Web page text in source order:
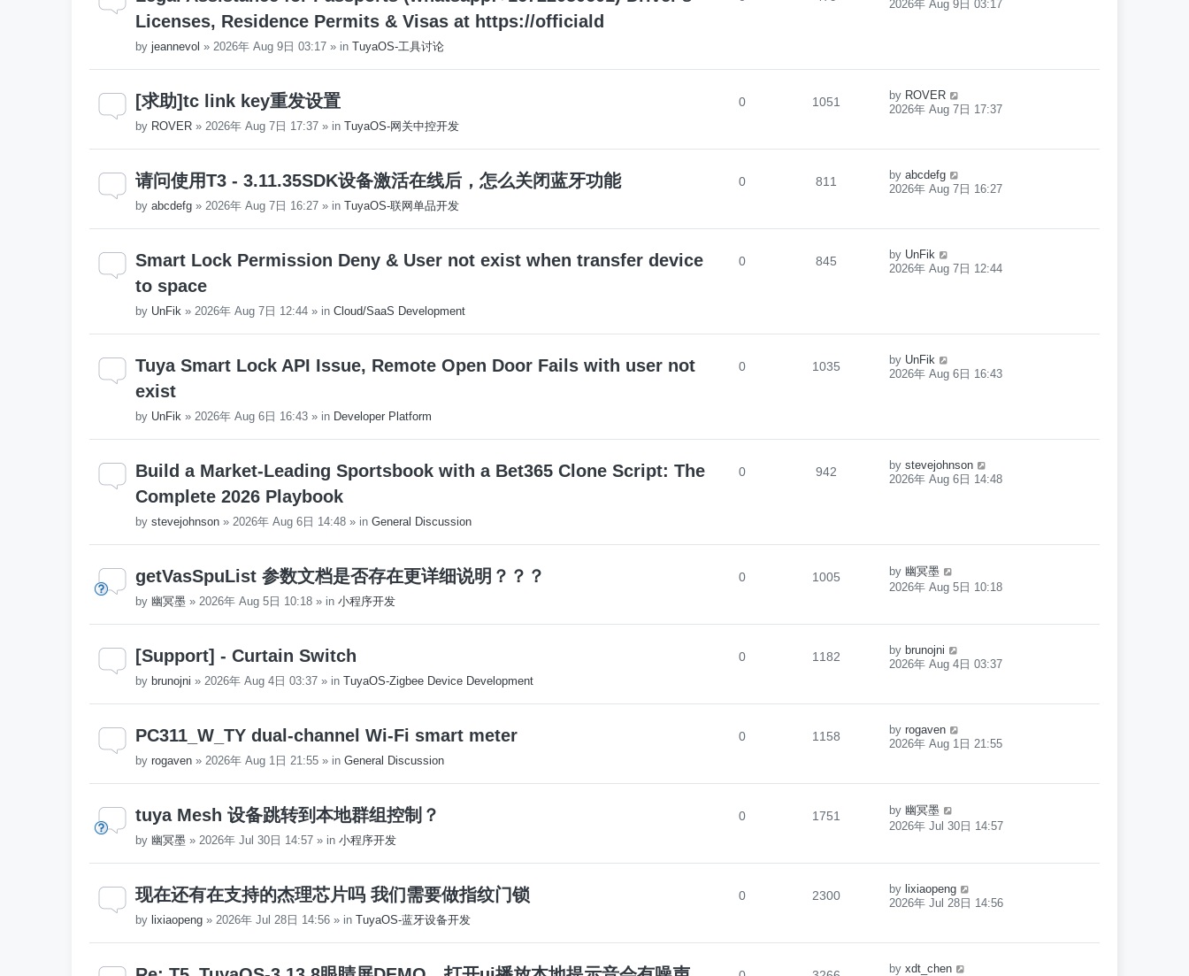
Licenses, Residence Permits & Visas at https://officiald
by jeannevol » 2026年 Aug 9日 03:17 » in TuyaOS-工具讨论
2026年 Aug 9日 03:17
[求助]tc link key重发设置
by ROVER » 2026年 Aug 7日 17:37 » in TuyaOS-网关中控开发
0 1051 by ROVER
2026年 Aug 7日 17:37
请问使用T3 - 3.11.35SDK设备激活在线后，怎么关闭蓝牙功能
by abcdefg » 2026年 Aug 7日 16:27 » in TuyaOS-联网单品开发
0 811 by abcdefg
2026年 Aug 7日 16:27
Smart Lock Permission Deny & User not exist when transfer device
to space
by UnFik » 2026年 Aug 7日 12:44 » in Cloud/SaaS Development
0 845 by UnFik
2026年 Aug 7日 12:44
Tuya Smart Lock API Issue, Remote Open Door Fails with user not
exist
by UnFik » 2026年 Aug 6日 16:43 » in Developer Platform
0 1035 by UnFik
2026年 Aug 6日 16:43
Build a Market-Leading Sportsbook with a Bet365 Clone Script: The
Complete 2026 Playbook
by stevejohnson » 2026年 Aug 6日 14:48 » in General Discussion
0 942 by stevejohnson
2026年 Aug 6日 14:48
getVasSpuList 参数文档是否存在更详细说明？？？
by 幽冥墨 » 2026年 Aug 5日 10:18 » in 小程序开发
0 1005 by 幽冥墨
2026年 Aug 5日 10:18
[Support] - Curtain Switch
by brunojni » 2026年 Aug 4日 03:37 » in TuyaOS-Zigbee Device Development
0 1182 by brunojni
2026年 Aug 4日 03:37
PC311_W_TY dual-channel Wi-Fi smart meter
by rogaven » 2026年 Aug 1日 21:55 » in General Discussion
0 1158 by rogaven
2026年 Aug 1日 21:55
tuya Mesh 设备跳转到本地群组控制？
by 幽冥墨 » 2026年 Jul 30日 14:57 » in 小程序开发
0 1751 by 幽冥墨
2026年 Jul 30日 14:57
现在还有在支持的杰理芯片吗 我们需要做指纹门锁
by lixiaopeng » 2026年 Jul 28日 14:56 » in TuyaOS-蓝牙设备开发
0 2300 by lixiaopeng
2026年 Jul 28日 14:56
by xdt_chen